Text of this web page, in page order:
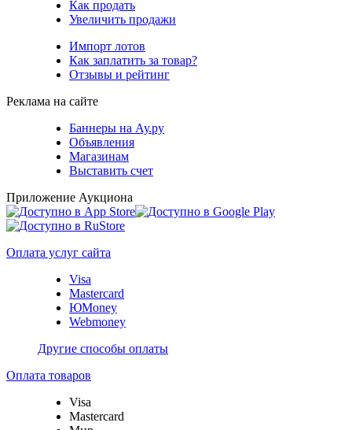
Как продать
Увеличить продажи
Импорт лотов
Как заплатить за товар?
Отзывы и рейтинг
Реклама на сайте
Баннеры на Ау.ру
Объявления
Магазинам
Выставить счет
Приложение Аукциона
Оплата услуг сайта
Visa
Mastercard
ЮMoney
Webmoney
Другие способы оплаты
Оплата товаров
Visa
Mastercard